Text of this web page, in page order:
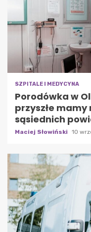
SZPITALE I MEDYCYNA
Porodówka w
przyszłe
sąsiednich
Maciej Słowiński 10